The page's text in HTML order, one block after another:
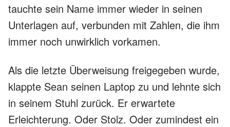
tauchte sein Name immer wieder in seinen
Unterlagen auf, verbunden mit Zahlen, die ihm
immer noch unwirklich vorkamen.
Als die letzte Überweisung freigegeben wurde,
klappte Sean seinen Laptop zu und lehnte sich
in seinem Stuhl zurück. Er erwartete
Erleichterung. Oder Stolz. Oder zumindest ein